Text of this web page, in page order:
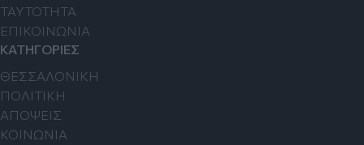
TAYTOTHTA
ΕΠΙΚΟΙΝΩΝΙΑ
ΚΑΤΗΓΟΡΙΕΣ
ΘΕΣΣΑΛΟΝΙΚΗ
ΠΟΛΙΤΙΚΗ
ΑΠΟΨΕΙΣ
ΚΟΙΝΩΝΙΑ